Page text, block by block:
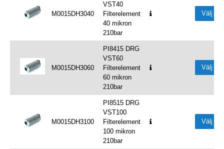
M0015DH3040
VST40
Filterelement
40 mikron
210bar
Välj
M0015DH3060
PI8415 DRG
VST60
Filterelement
60 mikron
210bar
Välj
M0015DH3100
PI8515 DRG
VST100
Filterelement
100 mikron
210bar
Välj